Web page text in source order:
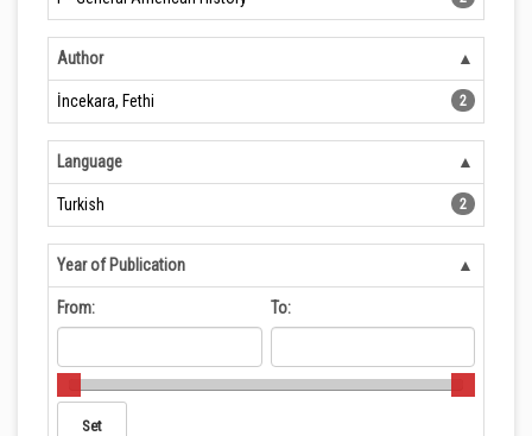
Author
İncekara, Fethi 2
Language
Turkish 2
Year of Publication
From: To: